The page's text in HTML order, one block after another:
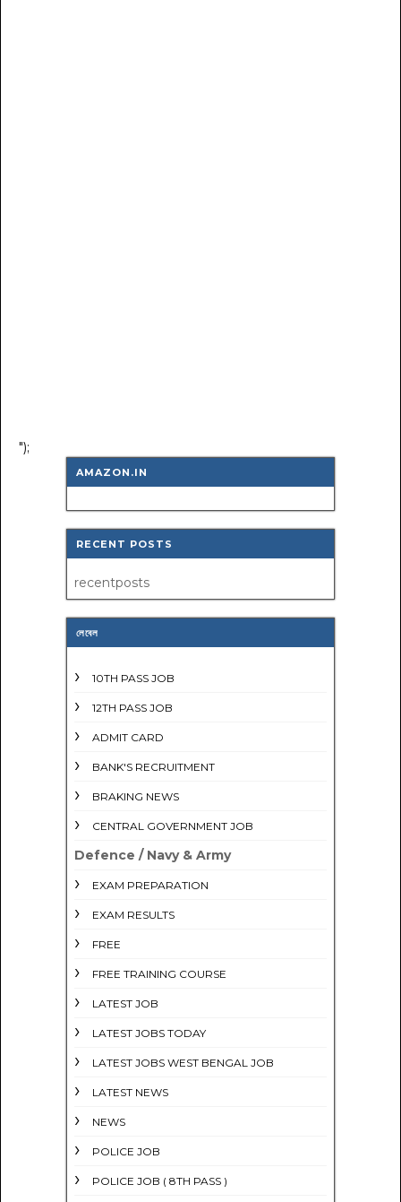
");
AMAZON.IN
RECENT POSTS
recentposts
লেবেল
10TH PASS JOB
12TH PASS JOB
ADMIT CARD
BANK'S RECRUITMENT
BRAKING NEWS
CENTRAL GOVERNMENT JOB
Defence / Navy & Army
EXAM PREPARATION
EXAM RESULTS
FREE
FREE TRAINING COURSE
LATEST JOB
LATEST JOBS TODAY
LATEST JOBS WEST BENGAL JOB
LATEST NEWS
NEWS
POLICE JOB
POLICE JOB ( 8TH PASS )